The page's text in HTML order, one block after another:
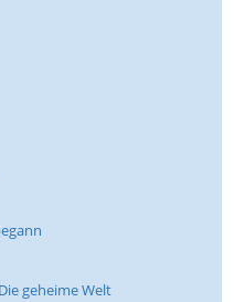
geheime Welt